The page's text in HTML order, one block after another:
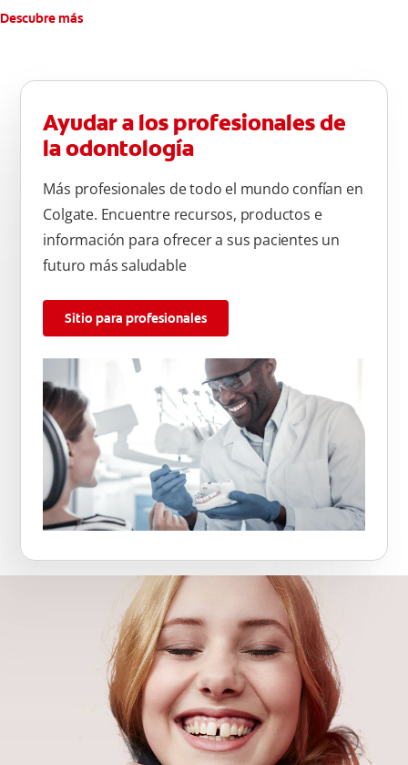
Descubre más
Ayudar a los profesionales de
la odontología
Más profesionales de todo el mundo confían en
Colgate. Encuentre recursos, productos e
información para ofrecer a sus pacientes un
futuro más saludable
Sitio para profesionales